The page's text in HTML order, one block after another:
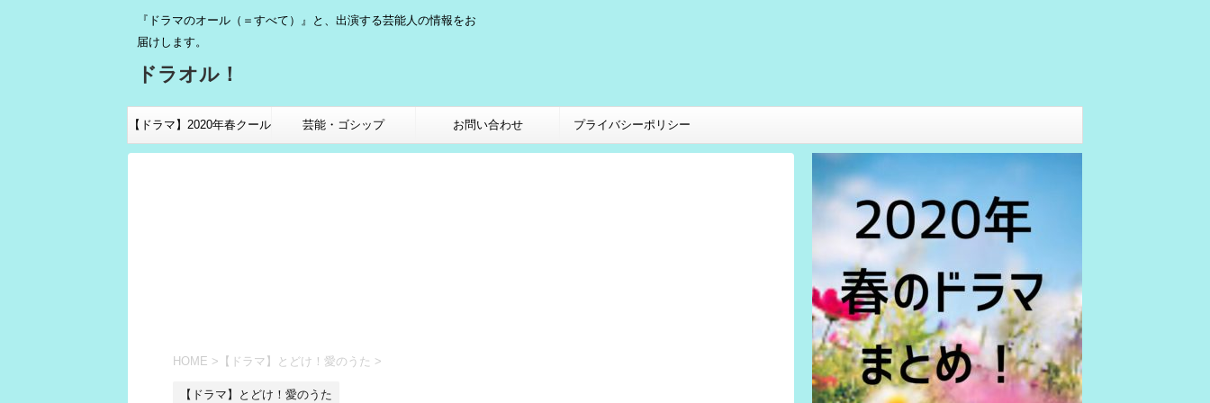
『ドラマのオール（＝すべて）』と、出演する芸能人の情報をお
届けします。
ドラオル！
【ドラマ】2020年春クール 芸能・ゴシップ お問い合わせ プライバシーポリシー
HOME > 【ドラマ】とどけ！愛のうた >
【ドラマ】とどけ！愛のうた